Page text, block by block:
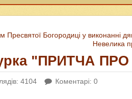
Пресвятої Богородиці у виконанні
Невелика
"ПРИТЧА
4104
Коментарі: 0